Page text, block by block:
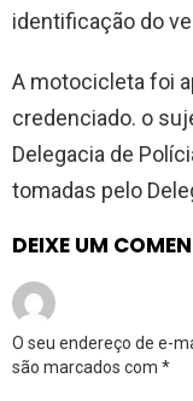
identificação do
A motocicleta foi
credenciado. o
Delegacia de
tomadas pelo
DEIXE UM
O seu endereço de e-
são marcados com *